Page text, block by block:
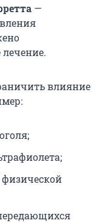
—
влияние
физической